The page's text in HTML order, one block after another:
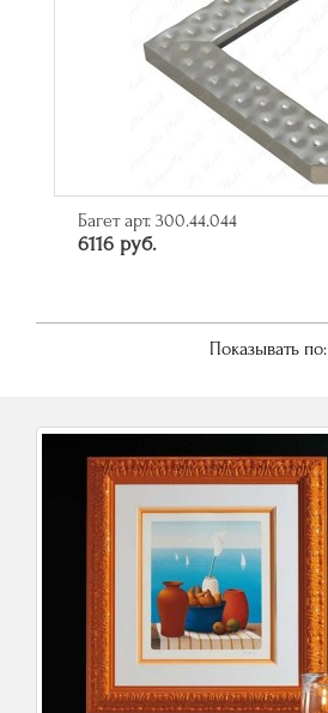
Багет арт. 300.44.044
6116 руб.
Показывать по: